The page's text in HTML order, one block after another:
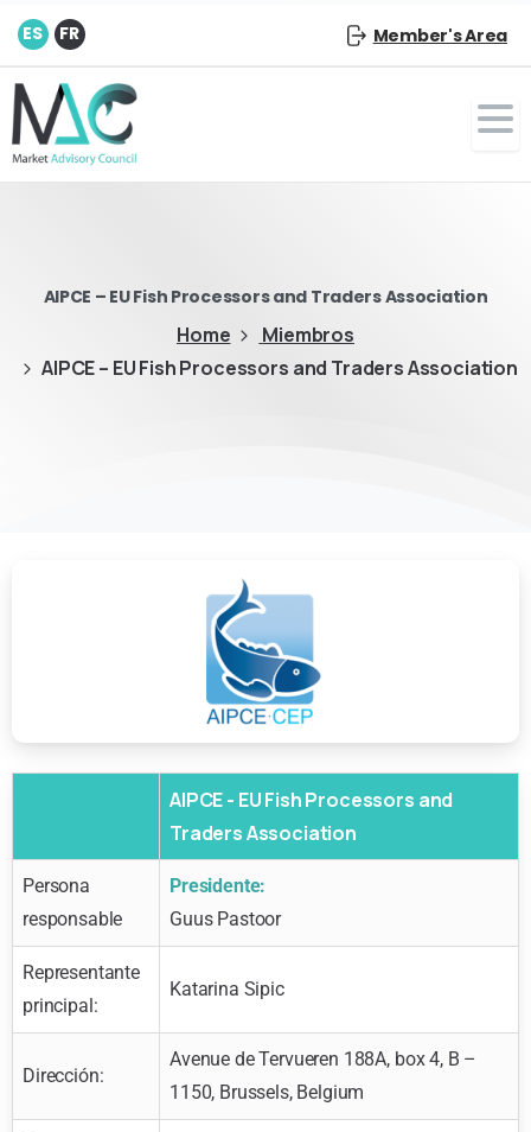
ES FR Member's Area
AIPCE – EU Fish Processors and Traders Association
Home
Miembros
AIPCE – EU Fish Processors and Traders Association
AIPCE - EU Fish Processors and
Traders Association
Persona
responsable
Presidente:
Guus Pastoor
Representante
principal:
Katarina Sipic
Dirección:
Avenue de Tervueren 188A, box 4, B –
1150, Brussels, Belgium